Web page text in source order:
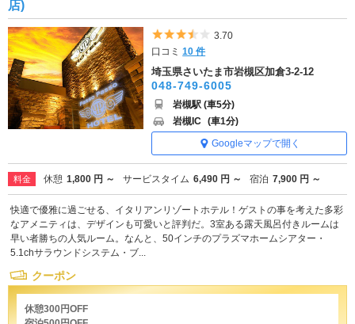
店)
5つ星のうち3.5
3.70
口コミ10 件
埼玉県さいたま市岩槻区加倉3-2-12
048-749-6005
岩槻駅 (車5分)
岩槻IC (車1分)
Googleマップで開く
料金 休憩 1,800 円 ～ サービスタイム 6,490 円 ～ 宿泊 7,900 円 ～
快適で優雅に過ごせる、イタリアンリゾートホテル！ゲストの事を考えた多彩
なアメニティは、デザインも可愛いと評判だ。3室ある露天風呂付きルームは
早い者勝ちの人気ルーム。なんと、50インチのプラズマホームシアター・
5.1chサラウンドシステム・ブ...
クーポン
休憩300円OFF